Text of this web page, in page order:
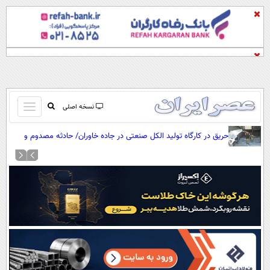
نسخه اصلی
باز
و
بسته
کردن
صفحه اول
آرشیو
نظرسنجی
آب و هوا
اوقات شرعی
سواد زندگی
حریق در کارگاه تولید الکل صنعتی در جاده خاوران/ حادثه مصدوم و